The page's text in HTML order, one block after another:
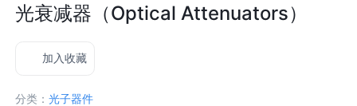
光衰减器（Optical Attenuators）
加入收藏
分类：光子器件